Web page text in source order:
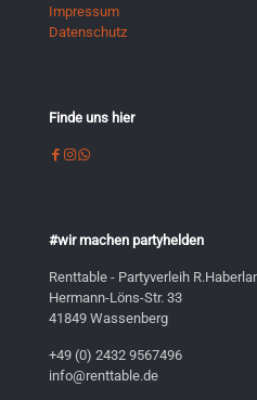
Impressum
Datenschutz
Finde uns hier
#wir machen partyhelden
Renttable - Partyverleih
Hermann-Löns-Str. 33
41849 Wassenberg
+49 (0) 2432 9567496
info@renttable.de